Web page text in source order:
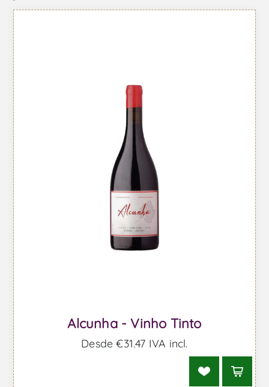
Alcunha - Vinho Tinto
Desde €31,47 IVA incl.